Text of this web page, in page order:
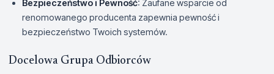
Bezpieczeństwo i Pewność: Zaufane wsparcie od
renomowanego producenta zapewnia pewność i
bezpieczeństwo Twoich systemów.
Docelowa Grupa Odbiorców